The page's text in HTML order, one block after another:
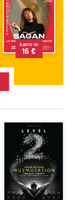
À partir de
16 €